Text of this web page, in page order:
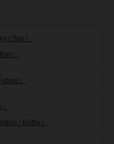
/ Star）
）
）
/ Battle）